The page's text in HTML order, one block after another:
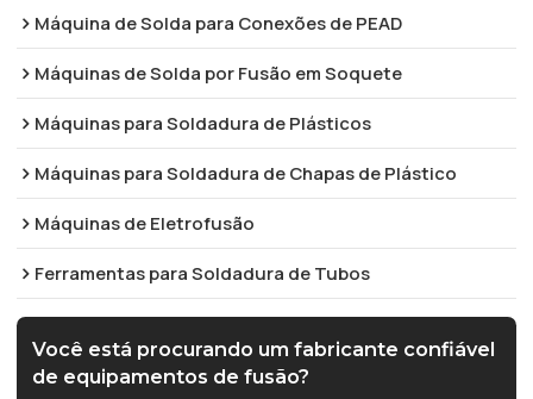
Máquina de Solda para Conexões de PEAD
Máquinas de Solda por Fusão em Soquete
Máquinas para Soldadura de Plásticos
Máquinas para Soldadura de Chapas de Plástico
Máquinas de Eletrofusão
Ferramentas para Soldadura de Tubos
Você está procurando um fabricante confiável
de equipamentos de fusão?